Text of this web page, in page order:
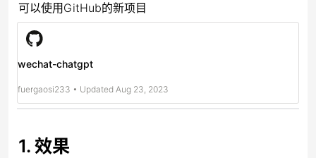
可以使用GitHub的新项目
wechat-chatgpt
fuergaosi233 • Updated Aug 23, 2023
1. 效果